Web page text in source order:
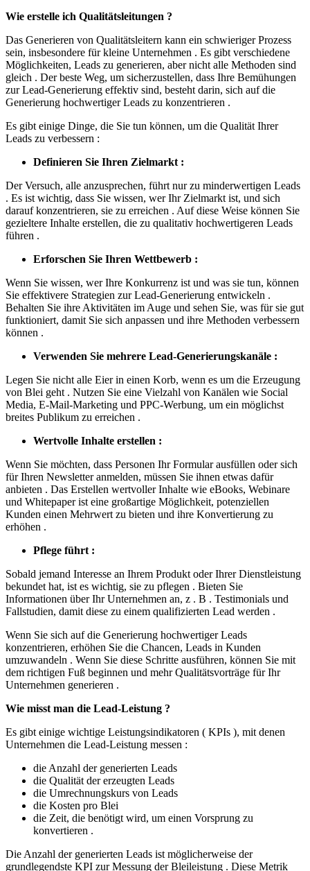
Wie erstelle ich Qualitätsleitungen ?
Das Generieren von Qualitätsleitern kann ein schwieriger Prozess
sein, insbesondere für kleine Unternehmen . Es gibt verschiedene
Möglichkeiten, Leads zu generieren, aber nicht alle Methoden sind
gleich . Der beste Weg, um sicherzustellen, dass Ihre Bemühungen
zur Lead-Generierung effektiv sind, besteht darin, sich auf die
Generierung hochwertiger Leads zu konzentrieren .
Es gibt einige Dinge, die Sie tun können, um die Qualität Ihrer
Leads zu verbessern :
Definieren Sie Ihren Zielmarkt :
Der Versuch, alle anzusprechen, führt nur zu minderwertigen Leads
. Es ist wichtig, dass Sie wissen, wer Ihr Zielmarkt ist, und sich
darauf konzentrieren, sie zu erreichen . Auf diese Weise können Sie
gezieltere Inhalte erstellen, die zu qualitativ hochwertigeren Leads
führen .
Erforschen Sie Ihren Wettbewerb :
Wenn Sie wissen, wer Ihre Konkurrenz ist und was sie tun, können
Sie effektivere Strategien zur Lead-Generierung entwickeln .
Behalten Sie ihre Aktivitäten im Auge und sehen Sie, was für sie gut
funktioniert, damit Sie sich anpassen und ihre Methoden verbessern
können .
Verwenden Sie mehrere Lead-Generierungskanäle :
Legen Sie nicht alle Eier in einen Korb, wenn es um die Erzeugung
von Blei geht . Nutzen Sie eine Vielzahl von Kanälen wie Social
Media, E-Mail-Marketing und PPC-Werbung, um ein möglichst
breites Publikum zu erreichen .
Wertvolle Inhalte erstellen :
Wenn Sie möchten, dass Personen Ihr Formular ausfüllen oder sich
für Ihren Newsletter anmelden, müssen Sie ihnen etwas dafür
anbieten . Das Erstellen wertvoller Inhalte wie eBooks, Webinare
und Whitepaper ist eine großartige Möglichkeit, potenziellen
Kunden einen Mehrwert zu bieten und ihre Konvertierung zu
erhöhen .
Pflege führt :
Sobald jemand Interesse an Ihrem Produkt oder Ihrer Dienstleistung
bekundet hat, ist es wichtig, sie zu pflegen . Bieten Sie
Informationen über Ihr Unternehmen an, z . B . Testimonials und
Fallstudien, damit diese zu einem qualifizierten Lead werden .
Wenn Sie sich auf die Generierung hochwertiger Leads
konzentrieren, erhöhen Sie die Chancen, Leads in Kunden
umzuwandeln . Wenn Sie diese Schritte ausführen, können Sie mit
dem richtigen Fuß beginnen und mehr Qualitätsvorträge für Ihr
Unternehmen generieren .
Wie misst man die Lead-Leistung ?
Es gibt einige wichtige Leistungsindikatoren ( KPIs ), mit denen
Unternehmen die Lead-Leistung messen :
die Anzahl der generierten Leads
die Qualität der erzeugten Leads
die Umrechnungskurs von Leads
die Kosten pro Blei
die Zeit, die benötigt wird, um einen Vorsprung zu
konvertieren .
Die Anzahl der generierten Leads ist möglicherweise der
grundlegendste KPI zur Messung der Bleileistung . Diese Metrik